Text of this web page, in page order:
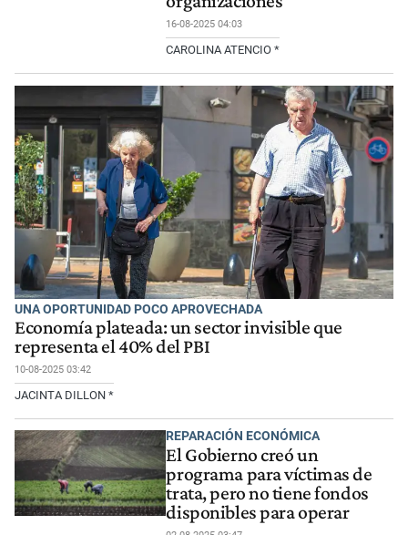
16-08-2025 04:03
CAROLINA ATENCIO *
UNA OPORTUNIDAD POCO APROVECHADA
Economía plateada: un sector invisible que
representa el 40% del PBI
10-08-2025 03:42
JACINTA DILLON *
REPARACIÓN ECONÓMICA
El Gobierno creó un
programa para víctimas de
trata, pero no tiene fondos
disponibles para operar